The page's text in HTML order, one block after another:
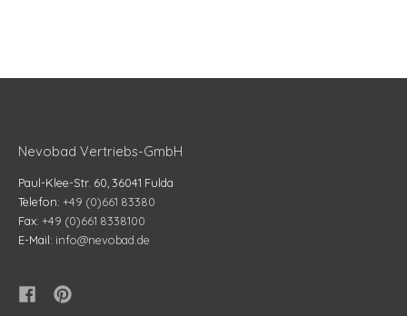
Nevobad Vertriebs-GmbH
Paul-Klee-Str. 60, 36041 Fulda
Telefon: +49 (0)661 83380
Fax: +49 (0)661 8338100
E-Mail: info@nevobad.de